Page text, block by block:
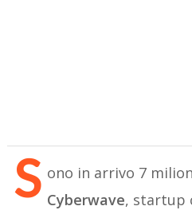
S ono in arrivo 7
Cyberwave, startup